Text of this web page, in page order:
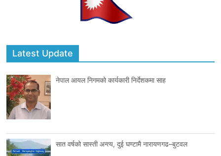
Latest Update
नेपाल आयल निगमको कार्यकारी निर्देशकमा साह
सात वर्षको सास्ती अन्त्य, दुई घण्टामै नारायणगढ–बुटवल